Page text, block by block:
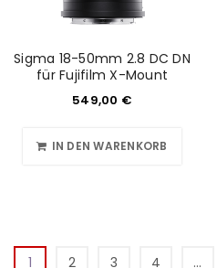
Sigma 18-50mm 2.8 DC DN
für Fujifilm X-Mount
549,00 €
IN DEN WARENKORB
1 2 3 4 …